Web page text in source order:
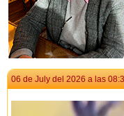
06 de July del 2026 a las